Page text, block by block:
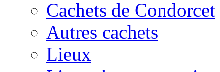
Cachets de Condorcet
Autres cachets
Lieux